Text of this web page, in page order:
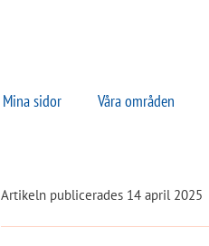
Mina sidor Våra områden
Artikeln publicerades 14 april 2025